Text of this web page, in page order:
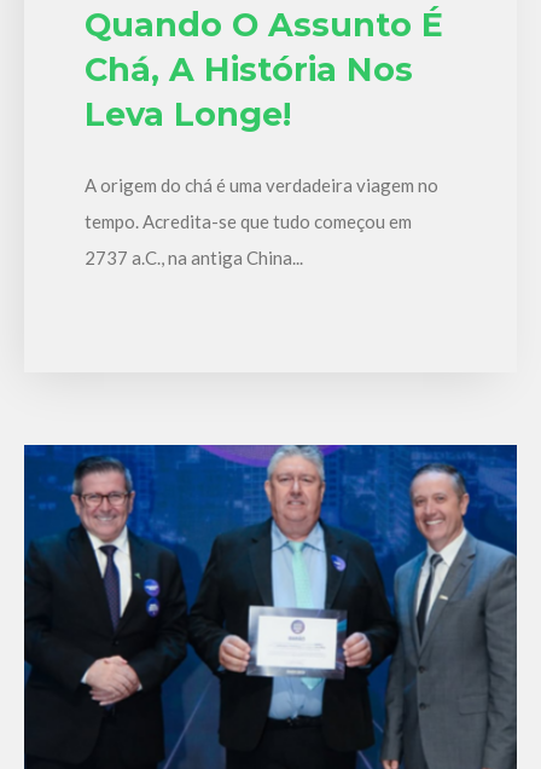
Quando O Assunto É
Chá, A História Nos
Leva Longe!
A origem do chá é uma verdadeira viagem no
tempo. Acredita-se que tudo começou em
2737 a.C., na antiga China...